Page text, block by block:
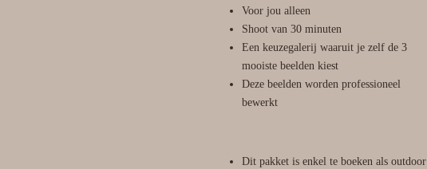
Voor jou alleen
Shoot van 30 minuten
Een keuzegalerij waaruit je zelf de 3
mooiste beelden kiest
Deze beelden worden professioneel
bewerkt
Dit pakket is enkel te boeken als outdoor